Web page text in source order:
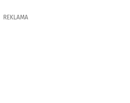
REKLAMA